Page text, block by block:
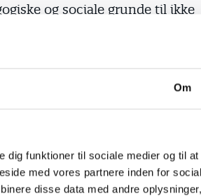
Om
dig funktioner til sociale medier og til
med vores partnere inden for
disse data med andre
og sociale grunde til ikke
bekymrende, at det sker
miljøer. For at sikre
stærkt almenpædagogisk
fagligt uddannede omkring
på bekostning af reduktion